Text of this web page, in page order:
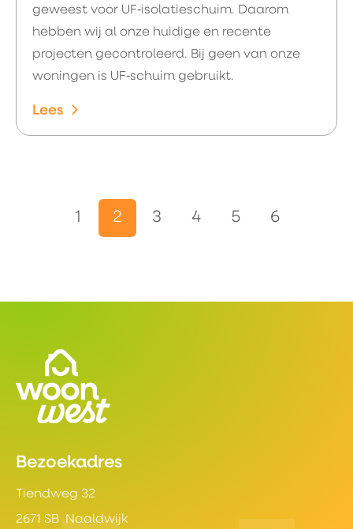
geweest voor UF‑isolatieschuim. Daarom
hebben wij al onze huidige en recente
projecten gecontroleerd. Bij geen van onze
woningen is UF‑schuim gebruikt.
Lees
Selecteer een pagina
1 2 3 4 5 6
Contactinformatie
Bezoekadres
Tiendweg 32
2671 SB Naaldwijk